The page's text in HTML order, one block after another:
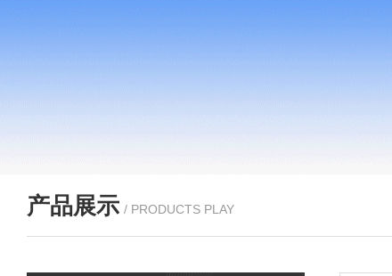
产品展示 / PRODUCTS PLAY